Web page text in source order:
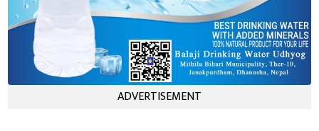
ADVERTISEMENT